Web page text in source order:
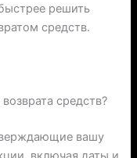
решить
средств.
средств?
вашу